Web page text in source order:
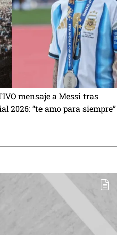
mensaje a Messi tras
2026: “te amo para siempre”